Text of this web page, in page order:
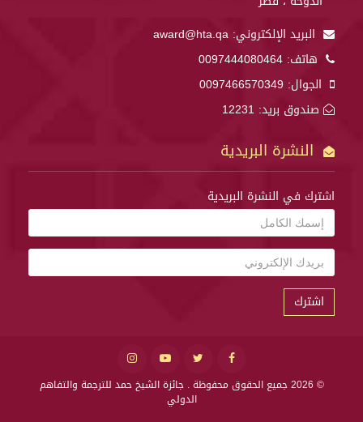
البريد الإلكتروني: award@hta.qa
هاتف: 0097444080464
الجوال: 0097466570349
صندوق بريد: 12231
النشرة البريدية
اشترك في النشرة البريدية
اشترك
© 2026 جميع الحقوق محفوظة .
جائزة الشيخ حمد للترجمة والتفاهم
الدولي